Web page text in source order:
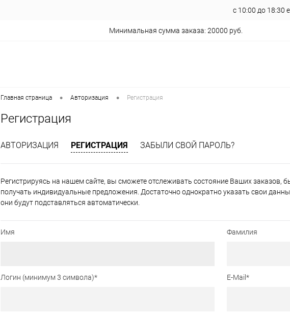
с 10:00 до 18:30
Минимальная сумма заказа: 20000 руб.
Главная страница • Авторизация • Регистрация
Регистрация
АВТОРИЗАЦИЯ РЕГИСТРАЦИЯ ЗАБЫЛИ СВОЙ ПАРОЛЬ?
Регистрируясь на нашем сайте, вы сможете отслеживать состояние Ваших заказов,
получать индивидуальные предложения. Достаточно однократно указать свои
они будут подставляться автоматически.
Имя Фамилия
Логин (минимум 3 символа)* E-Mail *